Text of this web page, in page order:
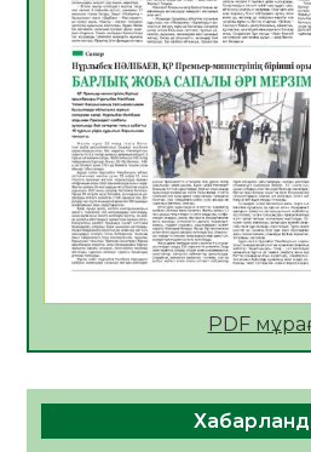
Open Air: Қызылорда
департаменті 20 мыңнан
көрерменнің
06.08.2026
ҚЫЗЫЛОРДАДА
ЖАРҚЫН БОЛАШАҚ»
МӘЖІЛІС ӨТТІ
05.08.2026
Қазақстан Орталық
азаматтың міндеті
PDF